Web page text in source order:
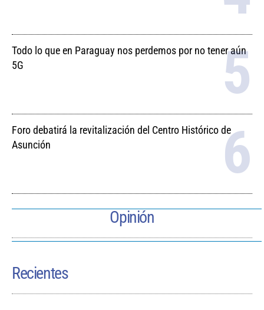
Todo lo que en Paraguay nos perdemos por no tener aún
5G
Foro debatirá la revitalización del Centro Histórico de
Asunción
Opinión
Recientes